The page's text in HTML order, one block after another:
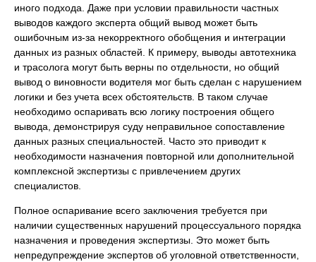
иного подхода. Даже при условии правильности частных
выводов каждого эксперта общий вывод может быть
ошибочным из-за некорректного обобщения и интеграции
данных из разных областей. К примеру, выводы автотехника
и трасолога могут быть верны по отдельности, но общий
вывод о виновности водителя мог быть сделан с нарушением
логики и без учета всех обстоятельств. В таком случае
необходимо оспаривать всю логику построения общего
вывода, демонстрируя суду неправильное сопоставление
данных разных специальностей. Часто это приводит к
необходимости назначения повторной или дополнительной
комплексной экспертизы с привлечением других
специалистов.
Полное оспаривание всего заключения требуется при
наличии существенных нарушений процессуального порядка
назначения и проведения экспертизы. Это может быть
непредупреждение экспертов об уголовной ответственности,